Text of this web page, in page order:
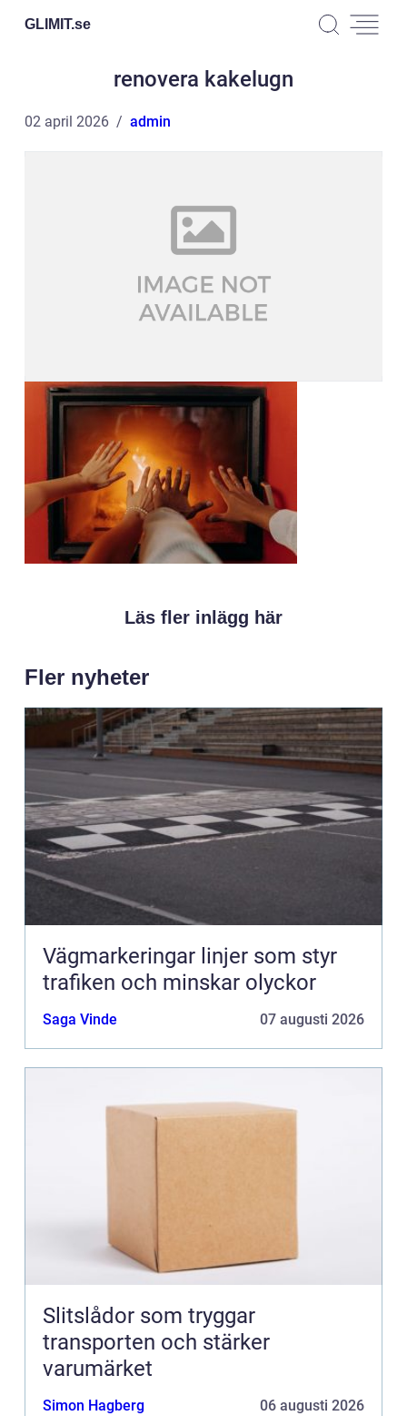
GLIMIT.se
renovera kakelugn
02 april 2026 admin
Läs fler inlägg här
Fler nyheter
Vägmarkeringar linjer som styr
trafiken och minskar olyckor
Saga Vinde 07 augusti 2026
Slitslådor som tryggar
transporten och stärker
varumärket
Simon Hagberg 06 augusti 2026